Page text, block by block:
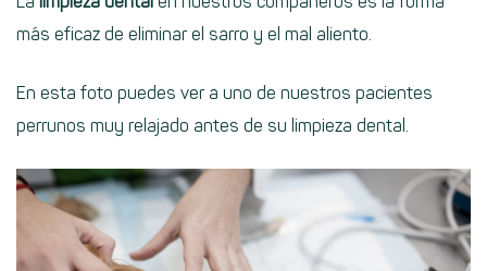
más eficaz de eliminar el sarro y el mal aliento.
En esta foto puedes ver a uno de nuestros pacientes
perrunos muy relajado antes de su limpieza dental.